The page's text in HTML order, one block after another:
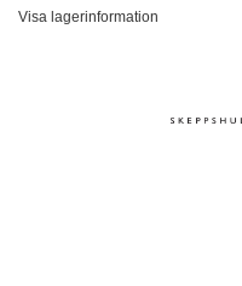
Visa lagerinformation